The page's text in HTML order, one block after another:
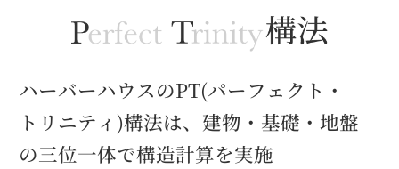
ハーバーハウスのPT(パーフェクト・
トリニティ)構法は、 建物・基礎・地盤
の三位一体で構造計算を実施